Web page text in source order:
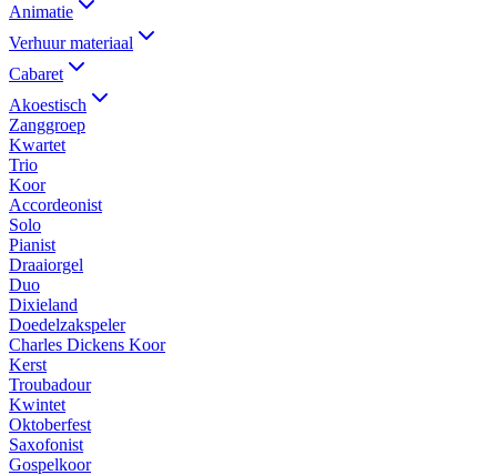
Animatie
Verhuur materiaal
Cabaret
Akoestisch
Zanggroep
Kwartet
Trio
Koor
Accordeonist
Solo
Pianist
Draaiorgel
Duo
Dixieland
Doedelzakspeler
Charles Dickens Koor
Kerst
Troubadour
Kwintet
Oktoberfest
Saxofonist
Gospelkoor